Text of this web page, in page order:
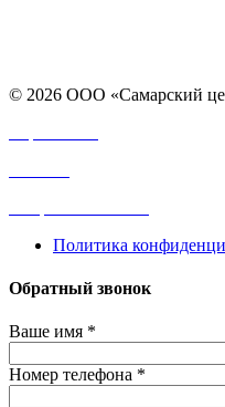
© 2026 ООО «Самарский
Политика
Обратный звонок
Ваше имя *
Номер телефона *